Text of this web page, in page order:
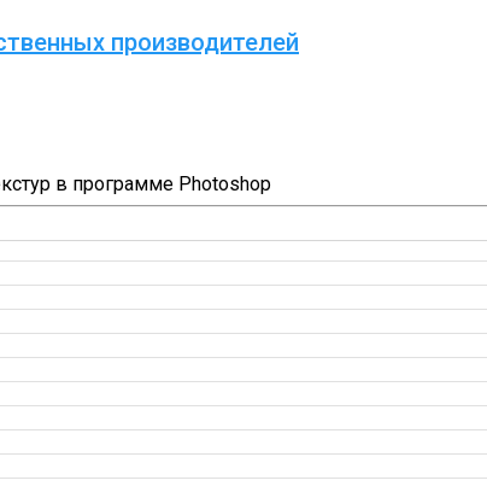
производителей
в программе Photoshop